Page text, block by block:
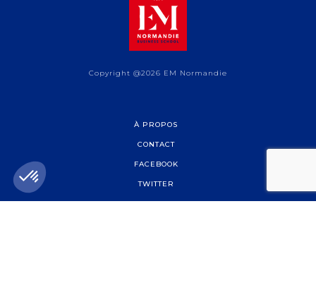
Copyright @2026 EM Normandie
À PROPOS
CONTACT
FACEBOOK
TWITTER
YOUTUBE